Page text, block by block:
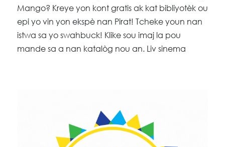
Mango? Kreye yon kont gratis ak kat bibliyotèk ou
epi yo vin yon ekspè nan Pirat! Tcheke youn nan
istwa sa yo swahbuck! Klike sou imaj la pou
mande sa a nan katalòg nou an. Liv sinema